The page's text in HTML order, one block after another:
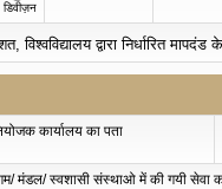
डिवीज़न
द्वारा निर्धारित
कार्यालय का पता
मंडल/ स्वशासी संस्थाओ में की गयी सेवा